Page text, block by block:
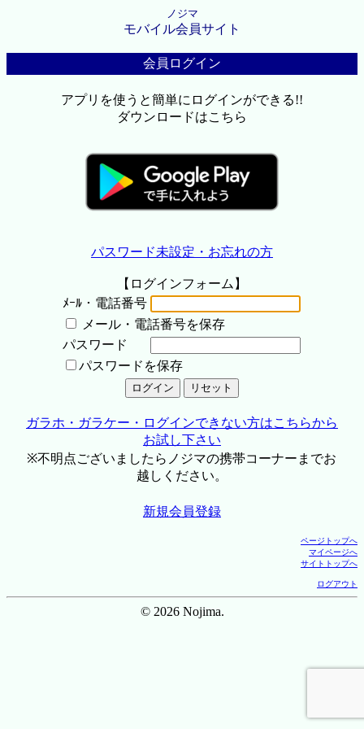
ノジマ
モバイル会員サイト
会員ログイン
アプリを使うと簡単にログインができる!!
ダウンロードはこちら
パスワード未設定・お忘れの方
【ログインフォーム】
ﾒｰﾙ・電話番号
メール・電話番号を保存
パスワード
パスワードを保存
ガラホ・ガラケー・ログインできない方はこちらから
お試し下さい
※不明点ございましたらノジマの携帯コーナーまでお
越しください。
新規会員登録
ページトップへ
マイページへ
サイトトップへ
ログアウト
© 2026 Nojima.